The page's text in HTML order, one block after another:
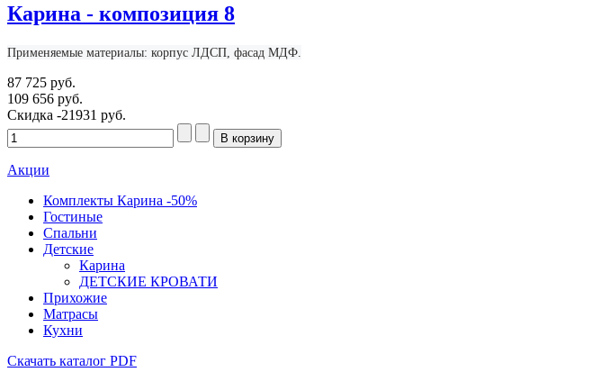
Карина - композиция 8
Применяемые материалы: корпус ЛДСП, фасад МДФ.
87 725 руб.
109 656 руб.
Скидка -21931 руб.
Акции
Комплекты Карина -50%
Гостиные
Спальни
Детские
Карина
ДЕТСКИЕ КРОВАТИ
Прихожие
Матрасы
Кухни
Скачать каталог PDF